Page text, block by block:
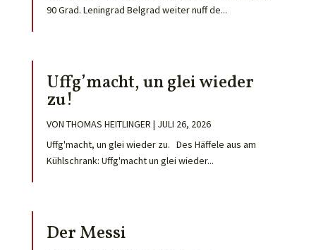
90 Grad. Leningrad Belgrad weiter nuff de...
Uffg’macht, un glei wieder
zu!
VON THOMAS HEITLINGER | JULI 26, 2026
Uffg'macht, un glei wieder zu. Des Häffele aus am
Kühlschrank: Uffg'macht un glei wieder...
Der Messi